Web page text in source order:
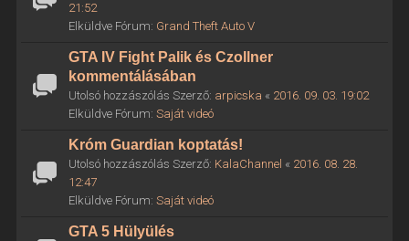
21:52
Elküldve Fórum: Grand Theft Auto V
GTA IV Fight Palik és Czollner
kommentálásában
Utolsó hozzászólás Szerző: arpicska « 2016. 09. 03. 19:02
Elküldve Fórum: Saját videó
Króm Guardian koptatás!
Utolsó hozzászólás Szerző: KalaChannel « 2016. 08. 28.
12:47
Elküldve Fórum: Saját videó
GTA 5 Hülyülés